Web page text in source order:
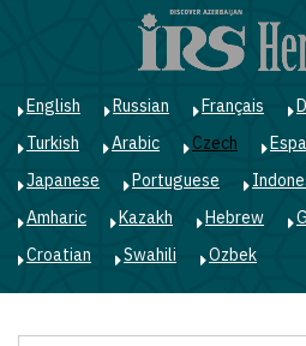
English Russian Français
Turkish
Arabic Czech
Japanese
Portuguese
Amharic
Kazakh Hebrew
Croatian
Swahili Ozbek